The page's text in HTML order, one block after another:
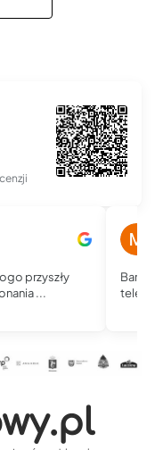
przyszły
...
Bardzo